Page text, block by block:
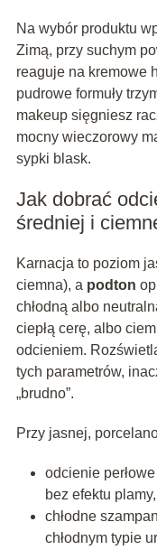
Na wybór produktu
Zimą, przy suchym
reaguje na kremowe
pudrowe formuły
makeup sięgniesz
mocny wieczorowy
sypki blask.
Jak dobrać
średniej i
Karnacja to poziom
ciemna), a podton
chłodną albo
ciepłą cerę, albo
odcieniem.
tych parametrów,
„brudno”.
Przy jasnej,
odcienie
bez efektu plamy,
chłodne
chłodnym typie